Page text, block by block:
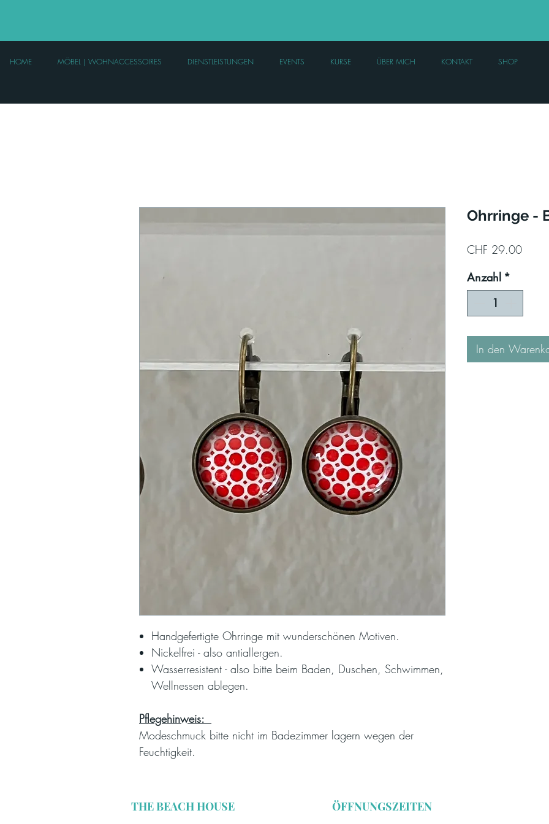
HOME MÖBEL | WOHNACCESSOIRES DIENSTLEISTUNGEN EVENTS KURSE ÜBER MICH KONTAKT SHOP
Handgefertigte Ohrringe mit wunderschönen Motiven.
Nickelfrei - also antiallergen.
Wasserresistent - also bitte beim Baden, Duschen, Schwimmen,
Wellnessen ablegen.
Pflegehinweis:
Modeschmuck bitte nicht im Badezimmer lagern wegen der
Feuchtigkeit.
Ohrringe -
CHF 29.00Preis
Anzahl *
In den
THE BEACH HOUSE ÖFFNUNGSZEITEN